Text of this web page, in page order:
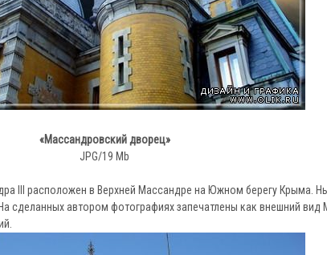
«Массандровский дворец»
JPG/19 Mb
III расположен в Верхней Массандре на Южном берегу Крыма.
сделанных автором фотографиях запечатлены как внешний